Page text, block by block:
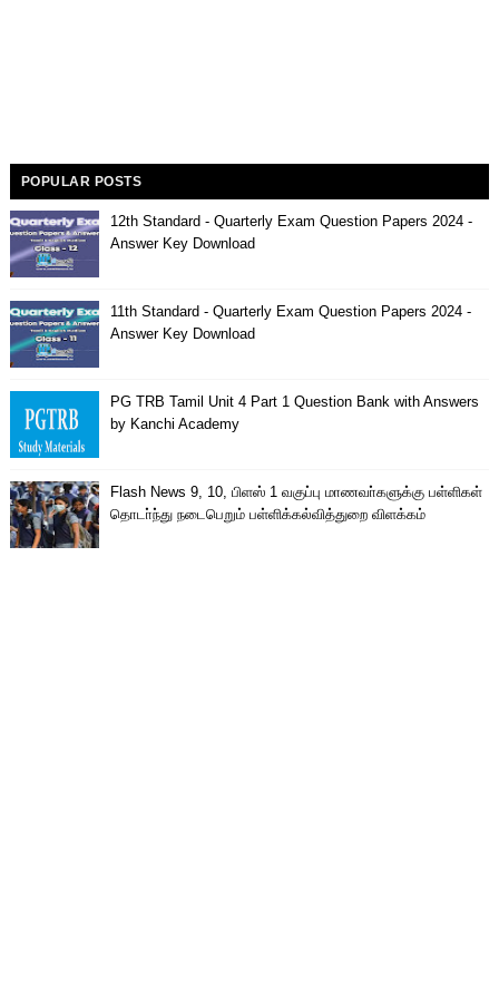
POPULAR POSTS
12th Standard - Quarterly Exam Question Papers 2024 -
Answer Key Download
11th Standard - Quarterly Exam Question Papers 2024 -
Answer Key Download
PG TRB Tamil Unit 4 Part 1 Question Bank with Answers
by Kanchi Academy
Flash News 9, 10, பிளஸ் 1 வகுப்பு மாணவா்களுக்கு பள்ளிகள்
தொடா்ந்து நடைபெறும் பள்ளிக்கல்வித்துறை விளக்கம்